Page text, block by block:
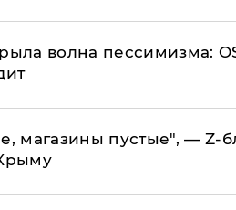
волна пессимизма:
магазины пустые", — Z-